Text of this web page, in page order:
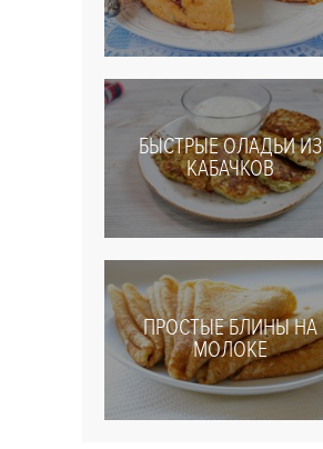
БЫСТРЫЕ ОЛАДЬИ ИЗ
КАБАЧКОВ
ПРОСТЫЕ БЛИНЫ НА
МОЛОКЕ